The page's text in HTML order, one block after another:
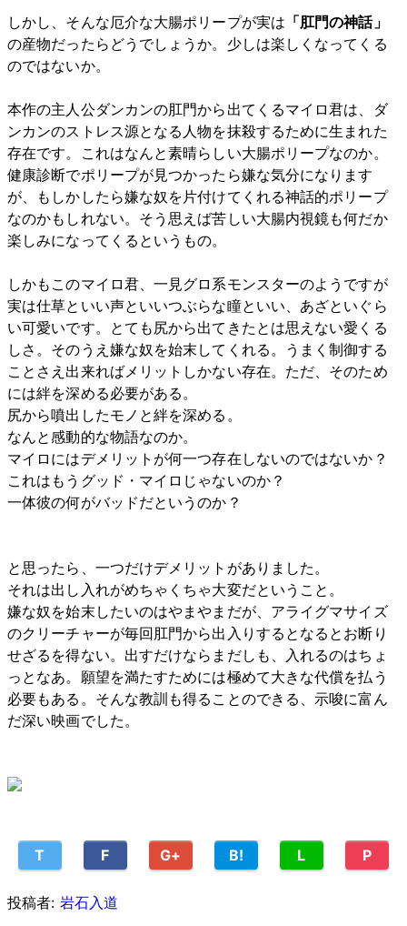
しかし、そんな厄介な大腸ポリープが実は 「肛門の神話」
の産物だったらどうでしょうか。少しは楽しくなってくる
のではないか。
本作の主人公ダンカンの肛門から出てくるマイロ君は、ダ
ンカンのストレス源となる人物を抹殺するために生まれた
存在です。これはなんと素晴らしい大腸ポリープなのか。
健康診断でポリープが見つかったら嫌な気分になります
が、もしかしたら嫌な奴を片付けてくれる神話的ポリープ
なのかもしれない。そう思えば苦しい大腸内視鏡も何だか
楽しみになってくるというもの。
しかもこのマイロ君、一見グロ系モンスターのようですが
実は仕草といい声といいつぶらな瞳といい、あざといぐら
い可愛いです。とても尻から出てきたとは思えない愛くる
しさ。そのうえ嫌な奴を始末してくれる。うまく制御する
ことさえ出来ればメリットしかない存在。ただ、そのため
には絆を深める必要がある。
尻から噴出したモノと絆を深める。
なんと感動的な物語なのか。
マイロにはデメリットが何一つ存在しないのではないか？
これはもうグッド・マイロじゃないのか？
一体彼の何がバッドだというのか？
と思ったら、一つだけデメリットがありました。
それは出し入れがめちゃくちゃ大変だということ。
嫌な奴を始末したいのはやまやまだが、アライグマサイズ
のクリーチャーが毎回肛門から出入りするとなるとお断り
せざるを得ない。出すだけならまだしも、入れるのはちょ
っとなあ。願望を満たすためには極めて大きな代償を払う
必要もある。そんな教訓も得ることのできる、示唆に富ん
だ深い映画でした。
T F G+ B! L P
投稿者: 岩石入道